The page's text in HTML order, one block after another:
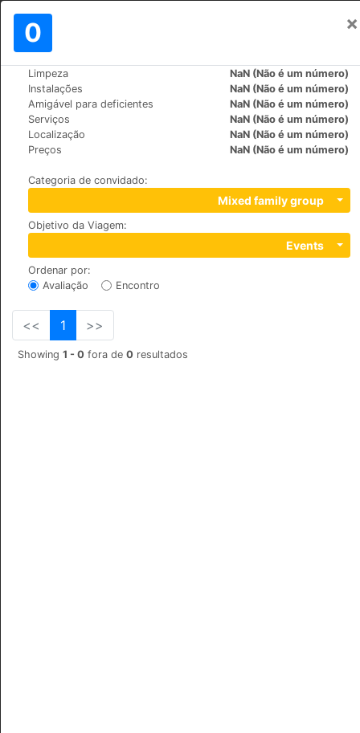
0 ×
Limpeza
NaN (Não é um número)
Instalações
NaN (Não é um número)
Amigável para deficientes
NaN (Não é um número)
Serviços
NaN (Não é um número)
Localização
NaN (Não é um número)
Preços
NaN (Não é um número)
Categoria de convidado:
Mixed family group
Objetivo da Viagem:
Events
Ordenar por:
Avaliação
Encontro
<< 1 >>
Showing 1 - 0 fora de 0 resultados
Mundo>Switzerland
Bodmi
+41 (0)33 853 12 20
Terrassenweg, 3818